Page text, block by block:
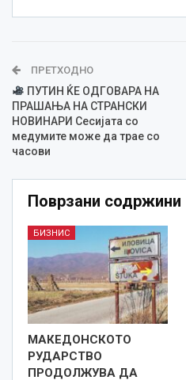
ПРЕТХОДНО
ПУТИН ЌЕ ОДГОВАРА НА
ПРАШАЊА НА СТРАНСКИ
НОВИНАРИ Сесијата со
медумите може да трае со
часови
Поврзани содржини
БИЗНИС
МАКЕДОНСКОТО
РУДАРСТВО
ПРОДОЛЖУВА ДА